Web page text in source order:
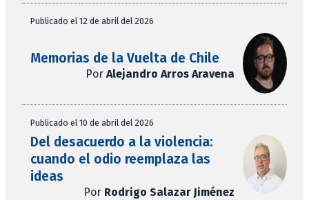
Publicado el 12 de abril del 2026
Memorias de la Vuelta de Chile
Por Alejandro Arros Aravena
Publicado el 10 de abril del 2026
Del desacuerdo a la violencia:
cuando el odio reemplaza las
ideas
Por Rodrigo Salazar Jiménez